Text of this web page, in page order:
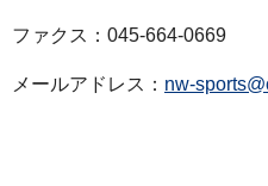
ファクス：045-664-0669
メールアドレス： nw-